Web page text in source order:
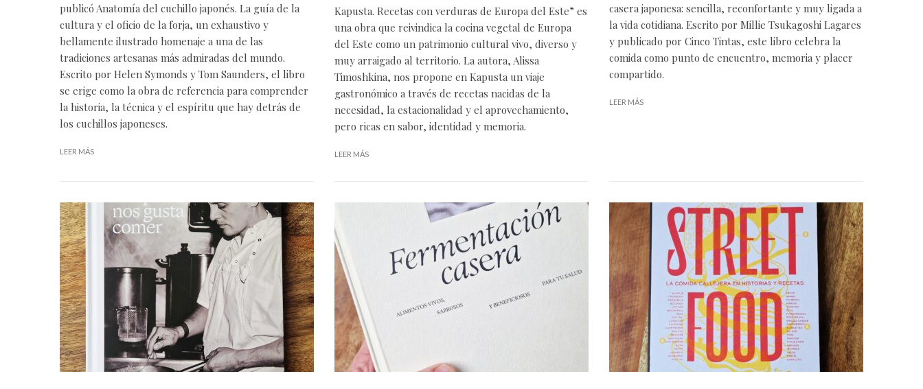
publicó Anatomía del cuchillo japonés. La guía de la
cultura y el oficio de la forja, un exhaustivo y
bellamente ilustrado homenaje a una de las
tradiciones artesanas más admiradas del mundo.
Escrito por Helen Symonds y Tom Saunders, el libro
se erige como la obra de referencia para comprender
la historia, la técnica y el espíritu que hay detrás de
los cuchillos japoneses.
LEER MÁS
Kapusta. Recetas con verduras de Europa del Este” es
una obra que reivindica la cocina vegetal de Europa
del Este como un patrimonio cultural vivo, diverso y
muy arraigado al territorio. La autora, Alissa
Timoshkina, nos propone en Kapusta un viaje
gastronómico a través de recetas nacidas de la
necesidad, la estacionalidad y el aprovechamiento,
pero ricas en sabor, identidad y memoria.
LEER MÁS
casera japonesa: sencilla, reconfortante y muy ligada a
la vida cotidiana. Escrito por Millie Tsukagoshi Lagares
y publicado por Cinco Tintas, este libro celebra la
comida como punto de encuentro, memoria y placer
compartido.
LEER MÁS